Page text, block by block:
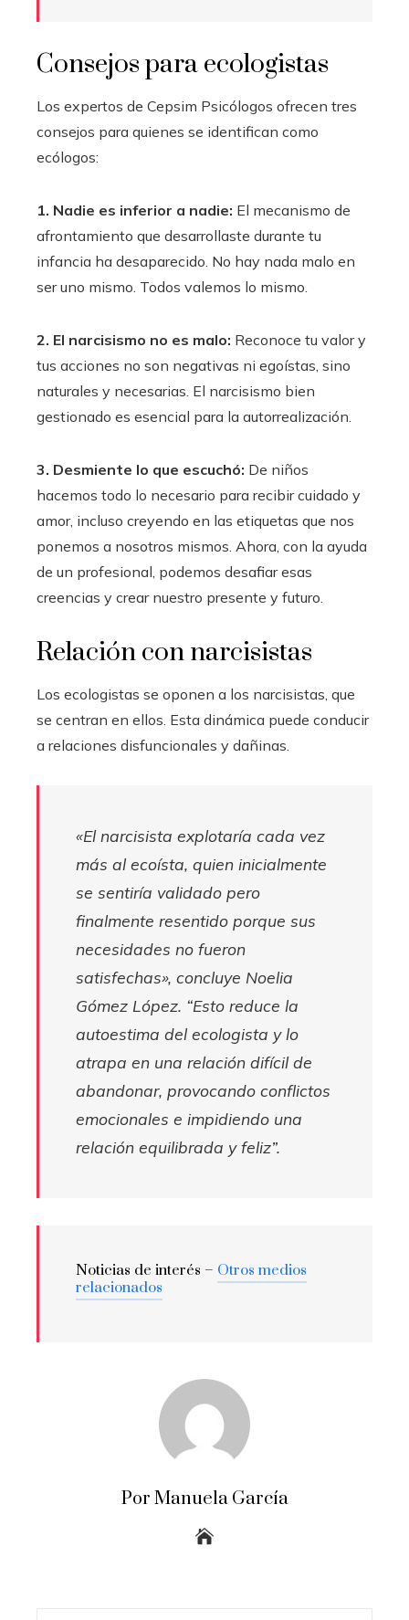
Consejos para ecologistas
Los expertos de Cepsim Psicólogos ofrecen tres
consejos para quienes se identifican como
ecólogos:
1. Nadie es inferior a nadie: El mecanismo de
afrontamiento que desarrollaste durante tu
infancia ha desaparecido. No hay nada malo en
ser uno mismo. Todos valemos lo mismo.
2. El narcisismo no es malo: Reconoce tu valor y
tus acciones no son negativas ni egoístas, sino
naturales y necesarias. El narcisismo bien
gestionado es esencial para la autorrealización.
3. Desmiente lo que escuchó: De niños
hacemos todo lo necesario para recibir cuidado y
amor, incluso creyendo en las etiquetas que nos
ponemos a nosotros mismos. Ahora, con la ayuda
de un profesional, podemos desafiar esas
creencias y crear nuestro presente y futuro.
Relación con narcisistas
Los ecologistas se oponen a los narcisistas, que
se centran en ellos. Esta dinámica puede conducir
a relaciones disfuncionales y dañinas.
«El narcisista explotaría cada vez
más al ecoísta, quien inicialmente
se sentiría validado pero
finalmente resentido porque sus
necesidades no fueron
satisfechas», concluye Noelia
Gómez López. “Esto reduce la
autoestima del ecologista y lo
atrapa en una relación difícil de
abandonar, provocando conflictos
emocionales e impidiendo una
relación equilibrada y feliz”.
Noticias de interés – Otros medios
relacionados
Por Manuela García